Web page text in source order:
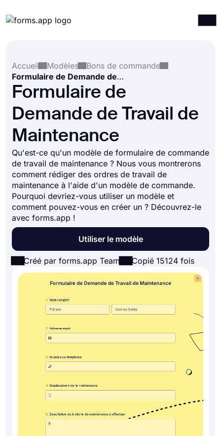
Intégrations
Modèles
Ressources
Accueil
Modèles
Bons de commande
Formulaire de Demande de Travail de Maintenance
Formulaire de
Demande de Travail de
Maintenance
Qu'est-ce qu'un modèle de formulaire de commande
de travail de maintenance ? Nous vous montrerons
comment rédiger des ordres de travail de
maintenance à l'aide d'un modèle de commande.
Pourquoi devriez-vous utiliser un modèle et
comment pouvez-vous en créer un ? Découvrez-le
avec forms.app !
Utiliser le modèle
Créé par forms.app Team Copié 15124 fois